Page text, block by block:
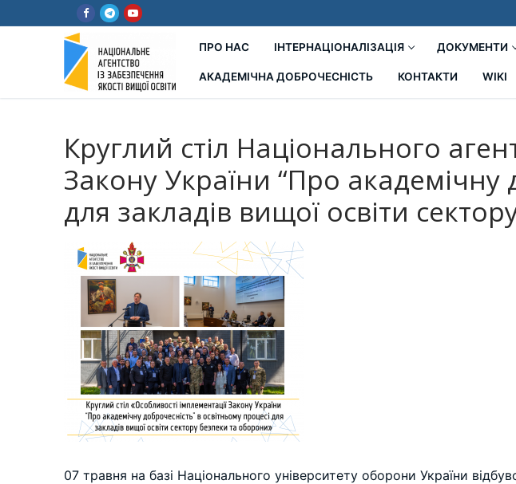
до
ПРО НАС ІНТЕРНАЦІОНАЛІЗАЦІЯ ДОКУМЕНТИ
АКАДЕМІЧНА ДОБРОЧЕСНІСТЬ КОНТАКТИ WIKI
Круглий стіл Національного
Закону України “Про академічну
для закладів вищої освіти
07 травня на базі Національного університету оборони України